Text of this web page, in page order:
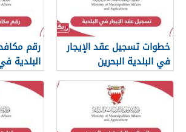
خطوات تسجيل عقد الإيجار
في البلدية البحرين
رقم
البلدية